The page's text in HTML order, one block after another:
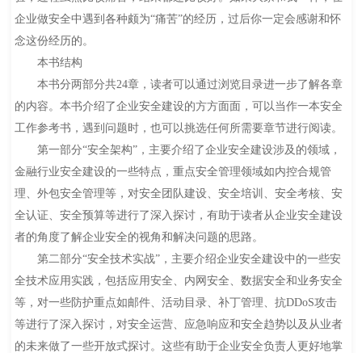
企业做安全中遇到各种颇为“痛苦”的经历，过后你一定会感谢和怀
念这份经历的。
本书结构
本书分两部分共24章，读者可以通过浏览目录进一步了解各章
的内容。本书介绍了企业安全建设的方方面面，可以当作一本安全
工作参考书，遇到问题时，也可以挑选任何所需要章节进行阅读。
第一部分“安全架构”，主要介绍了企业安全建设涉及的领域，
金融行业安全建设的一些特点，重点安全管理领域如内控合规管
理、外包安全管理等，对安全团队建设、安全培训、安全考核、安
全认证、安全预算等进行了深入探讨，有助于读者从企业安全建设
者的角度了解企业安全的视角和解决问题的思路。
第二部分“安全技术实战”，主要介绍企业安全建设中的一些安
全技术应用实践，包括应用安全、内网安全、数据安全和业务安全
等，对一些防护重点如邮件、活动目录、补丁管理、抗DDoS攻击
等进行了深入探讨，对安全运营、应急响应和安全趋势以及从业者
的未来做了一些开放式探讨。这些有助于企业安全负责人更好地掌